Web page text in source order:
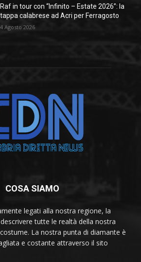
Raf in tour con “Infinito – Estate 2026”: la
tappa calabrese ad Acri per Ferragosto
4 Agosto 2026
COSA SIAMO
legati alla nostra regione, la
tutte le realtà della nostra
La nostra punta di diamante è
e costante attraverso il sito